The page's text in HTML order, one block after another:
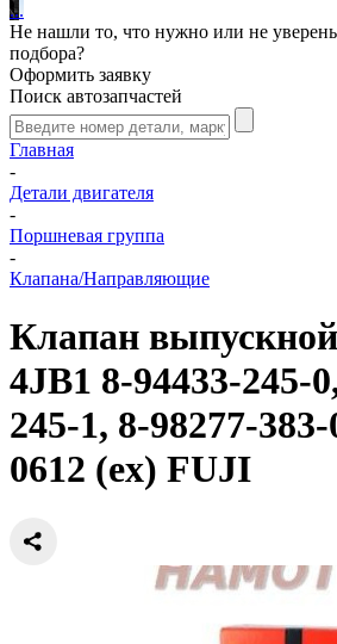
...
Не нашли то, что нужно или не
подбора?
Оформить заявку
Поиск автозапчастей
Главная
-
Детали двигателя
-
Поршневая группа
-
Клапана/Направляющие
Клапан
4JB1 8-94433-245-
245-1, 8-98277-383-
0612 (ex) FUJI